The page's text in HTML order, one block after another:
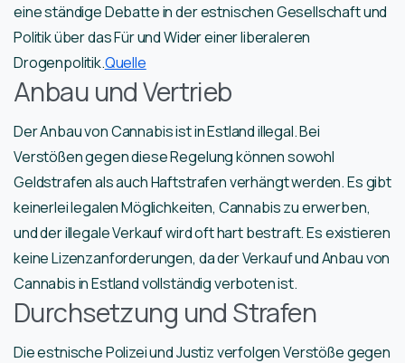
eine ständige Debatte in der estnischen Gesellschaft und
Politik über das Für und Wider einer liberaleren
Drogenpolitik.Quelle
Anbau und Vertrieb
Der Anbau von Cannabis ist in Estland illegal. Bei
Verstößen gegen diese Regelung können sowohl
Geldstrafen als auch Haftstrafen verhängt werden. Es gibt
keinerlei legalen Möglichkeiten, Cannabis zu erwerben,
und der illegale Verkauf wird oft hart bestraft. Es existieren
keine Lizenzanforderungen, da der Verkauf und Anbau von
Cannabis in Estland vollständig verboten ist.
Durchsetzung und Strafen
Die estnische Polizei und Justiz verfolgen Verstöße gegen